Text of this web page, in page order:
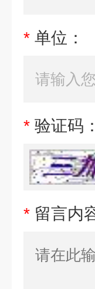
* 单位：
* 验证码：
* 留言内